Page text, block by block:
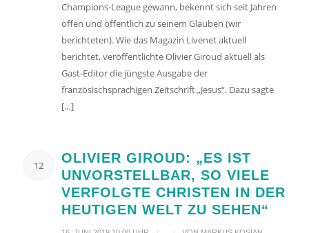
Champions-League gewann, bekennt sich seit Jahren
offen und öffentlich zu seinem Glauben (wir
berichteten). Wie das Magazin Livenet aktuell
berichtet, veröffentlichte Olivier Giroud aktuell als
Gast-Editor die jüngste Ausgabe der
französischsprachigen Zeitschrift „Jesus“. Dazu sagte
[…]
12
OLIVIER GIROUD: „ES IST
UNVORSTELLBAR, SO VIELE
VERFOLGTE CHRISTEN IN DER
HEUTIGEN WELT ZU SEHEN“